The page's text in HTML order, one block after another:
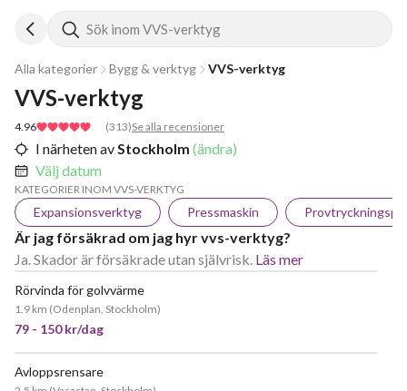
Sök inom VVS-verktyg
Alla kategorier Bygg & verktyg VVS-verktyg
4.96 (313)Se alla recensioner
VVS-verktyg
I närheten avStockholm (ändra)
Välj datum
KATEGORIER INOM VVS-VERKTYG
Expansionsverktyg Pressmaskin
Är jag försäkrad om jag hyr vvs-verktyg?
Ja. Skador är försäkrade utan självrisk. Läs mer
Rörvinda för golvvärme
1.9 km (Odenplan, Stockholm)
79 - 150 kr/dag
Avloppsrensare